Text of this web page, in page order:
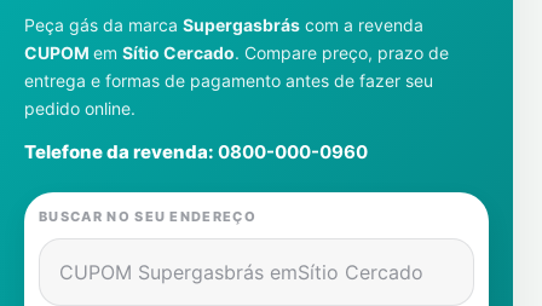
Gás
Contatos
Peça gás da marca Supergasbrás com a revenda
CUPOM em Sítio Cercado. Compare preço, prazo de
entrega e formas de pagamento antes de fazer seu
pedido online.
Telefone da revenda: 0800-000-0960
BUSCAR NO SEU ENDEREÇO
CUPOM Supergasbrás emSítio Cercado